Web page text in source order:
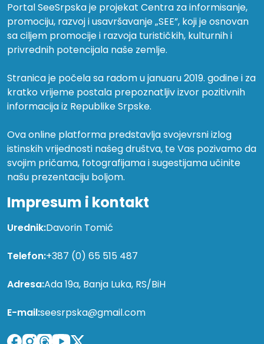
Portal SeeSrpska je projekat Centra za informisanje,
promociju, razvoj i usavršavanje „SEE”, koji je osnovan
sa ciljem promocije i razvoja turističkih, kulturnih i
privrednih potencijala naše zemlje.
Stranica je počela sa radom u januaru 2019. godine i za
kratko vrijeme postala prepoznatljiv izvor pozitivnih
informacija iz Republike Srpske.
Ova online platforma predstavlja svojevrsni izlog
istinskih vrijednosti našeg društva, te Vas pozivamo da
svojim pričama, fotografijama i sugestijama učinite
našu prezentaciju boljom.
Impresum i kontakt
Urednik:Davorin Tomić
Telefon:+387 (0) 65 515 487
Adresa:Ada 19a, Banja Luka, RS/BiH
E-mail:seesrpska@gmail.com